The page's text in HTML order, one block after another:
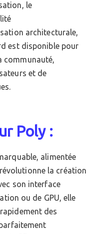
le
architecturale,
est disponible pour
communauté,
et de
Poly :
alimentée
la création
son interface
ou de GPU, elle
des